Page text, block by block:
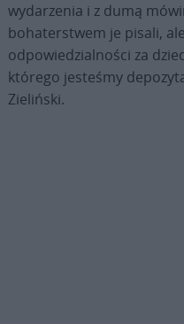
wydarzenia i z dumą
bohaterstwem je pisali,
odpowiedzialności za
którego jesteśmy
Zieliński.